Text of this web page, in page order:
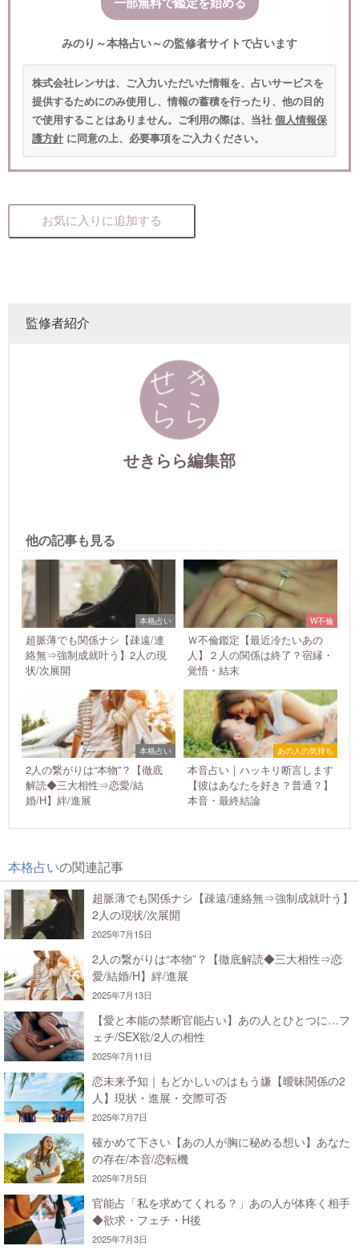
みのり～本格占い～の監修者サイトで占います
株式会社レンサは、ご入力いただいた情報を、占いサービスを
提供するためにのみ使用し、情報の蓄積を行ったり、他の目的
で使用することはありません。ご利用の際は、当社 個人情報保
護方針 に同意の上、必要事項をご入力ください。
お気に入りに追加する
監修者紹介
せきらら編集部
他の記事も見る
本格占い
超脈薄でも関係ナシ【疎遠/連
絡無⇒強制成就叶う】2人の現
状/次展開
W不倫
Ｗ不倫鑑定【最近冷たいあの
人】２人の関係は終了？宿縁・
覚悟・結末
本格占い
2人の繋がりは“本物”？【徹底
解読◆三大相性⇒恋愛/結
婚/H】絆/進展
あの人の気持ち
本音占い｜ハッキリ断言します
【彼はあなたを好き？普通？】
本音・最終結論
本格占いの関連記事
超脈薄でも関係ナシ【疎遠/連絡無⇒強制成就叶う】
2人の現状/次展開
2025年7月15日
2人の繋がりは“本物”？【徹底解読◆三大相性⇒恋
愛/結婚/H】絆/進展
2025年7月13日
【愛と本能の禁断官能占い】あの人とひとつに…フ
ェチ/SEX欲/2人の相性
2025年7月11日
恋未来予知｜もどかしいのはもう嫌【曖昧関係の2
人】現状・進展・交際可否
2025年7月7日
確かめて下さい【あの人が胸に秘める想い】あなた
の存在/本音/恋転機
2025年7月5日
官能占「私を求めてくれる？」あの人が体疼く相手
◆欲求・フェチ・H後
2025年7月3日